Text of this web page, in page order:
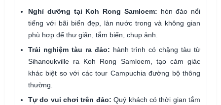
Nghỉ dưỡng tại Koh Rong Samloem: hòn đảo nổi
tiếng với bãi biển đẹp, làn nước trong và không gian
phù hợp để thư giãn, tắm biển, chụp ảnh.
Trải nghiệm tàu ra đảo: hành trình có chặng tàu từ
Sihanoukville ra Koh Rong Samloem, tạo cảm giác
khác biệt so với các tour Campuchia đường bộ thông
thường.
Tự do vui chơi trên đảo: Quý khách có thời gian tắm